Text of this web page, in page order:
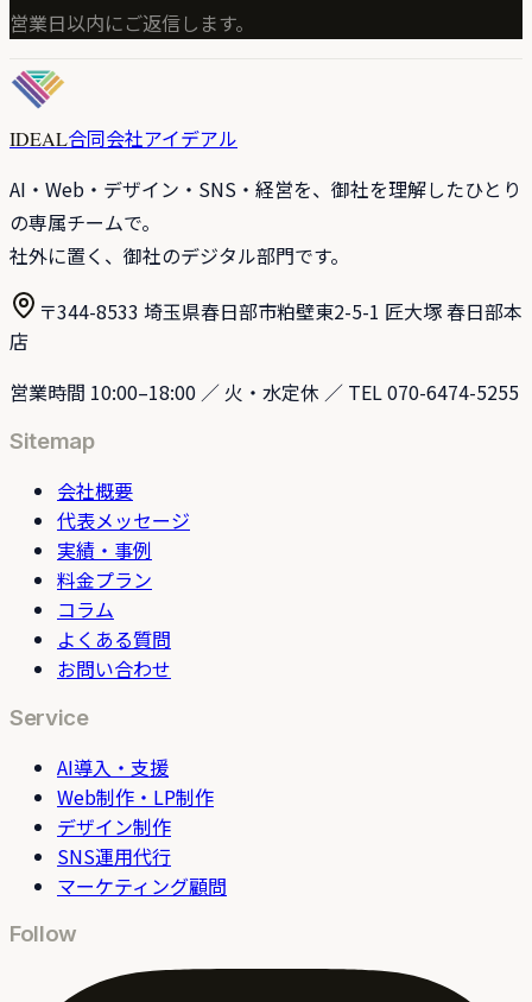
営業日以内にご返信します。
IDEAL合同会社アイデアル
AI・Web・デザイン・SNS・経営を、御社を理解したひとり
の専属チームで。
社外に置く、御社のデジタル部門です。
〒344-8533 埼玉県春日部市粕壁東2-5-1 匠大塚 春日部本
店
営業時間 10:00–18:00 ／ 火・水定休 ／ TEL 070-6474-5255
Sitemap
会社概要
代表メッセージ
実績・事例
料金プラン
コラム
よくある質問
お問い合わせ
Service
AI導入・支援
Web制作・LP制作
デザイン制作
SNS運用代行
マーケティング顧問
Follow